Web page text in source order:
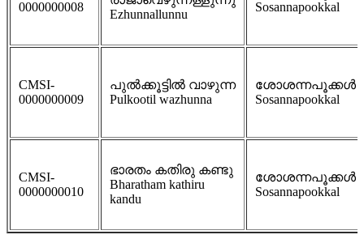
0000000008
Ezhunnallunnu
Sosannapookkal
CMSI-
0000000009
പുല്‍ക്കൂട്ടില്‍ വാഴുന്ന
Pulkootil wazhunna
ശോശന്നപൂക്കള്‍
Sosannapookkal
CMSI-
0000000010
ഭാരതം കതിരു കണ്ടു
Bharatham kathiru
kandu
ശോശന്നപൂക്കള്‍
Sosannapookkal